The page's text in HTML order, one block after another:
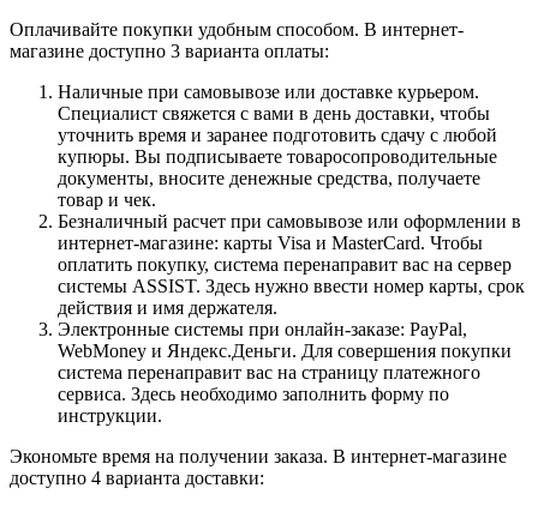
Оплачивайте покупки удобным способом. В интернет-
магазине доступно 3 варианта оплаты:
Наличные при самовывозе или доставке курьером.
Специалист свяжется с вами в день доставки, чтобы
уточнить время и заранее подготовить сдачу с любой
купюры. Вы подписываете товаросопроводительные
документы, вносите денежные средства, получаете
товар и чек.
Безналичный расчет при самовывозе или оформлении в
интернет-магазине: карты Visa и MasterCard. Чтобы
оплатить покупку, система перенаправит вас на сервер
системы ASSIST. Здесь нужно ввести номер карты, срок
действия и имя держателя.
Электронные системы при онлайн-заказе: PayPal,
WebMoney и Яндекс.Деньги. Для совершения покупки
система перенаправит вас на страницу платежного
сервиса. Здесь необходимо заполнить форму по
инструкции.
Экономьте время на получении заказа. В интернет-магазине
доступно 4 варианта доставки: